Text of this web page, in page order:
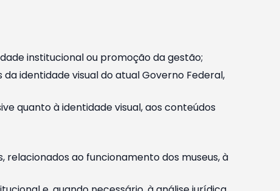
institucional ou promoção da gestão;
identidade visual do atual Governo Federal,
quanto à identidade visual, aos conteúdos
ao funcionamento dos museus, à